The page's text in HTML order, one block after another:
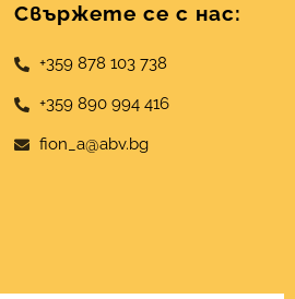
Свържете се с нас:
+359 878 103 738
+359 890 994 416
fion_a@abv.bg